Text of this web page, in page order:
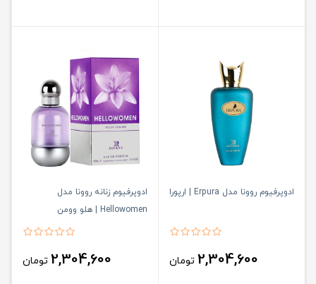
ادوپرفیوم روونا مدل Erpura | ارپورا
2,304,600 تومان
ادوپرفیوم زنانه روونا مدل
Hellowomen | هلو وومن
2,304,600 تومان